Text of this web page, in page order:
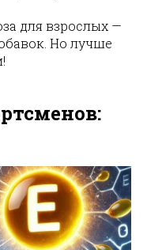
для взрослых —
Но лучше